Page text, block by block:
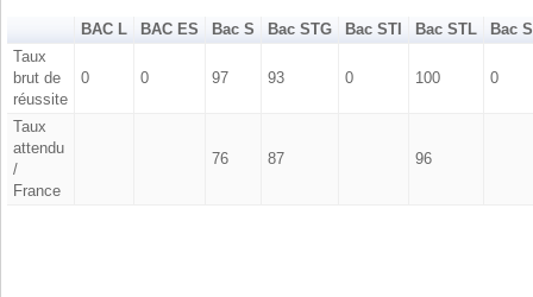
BAC L BAC ES Bac S Bac STG Bac STI Bac STL
Bac
Taux
brut de
réussite
0 0 97 93 0 100 0
Taux
attendu
/
France
76 87 96